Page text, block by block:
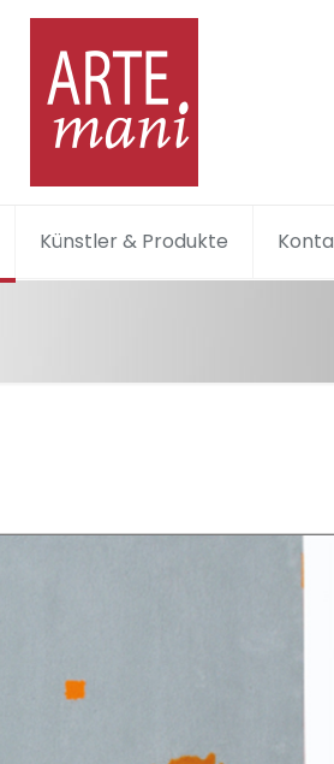
Künstler & Produkte